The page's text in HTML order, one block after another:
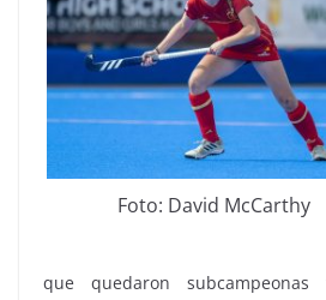
Foto: David McCarthy
que quedaron